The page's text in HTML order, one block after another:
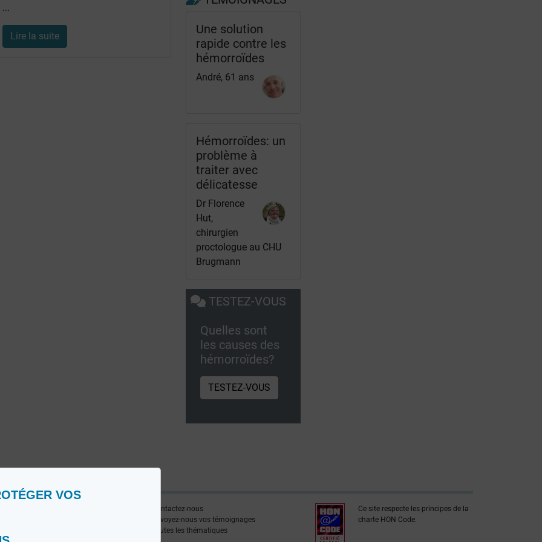
VOS
...
Lire la suite
Une solution
rapide contre les
hémorroïdes
André, 61 ans
Hémorroïdes: un
problème à
traiter avec
délicatesse
Dr Florence
Hut,
chirurgien
proctologue au CHU
Brugmann
TESTEZ-VOUS
Quelles sont
les causes des
hémorroïdes?
TESTEZ-VOUS
Contactez-nous
Envoyez-nous vos témoignages
Toutes les thématiques
Ce site respecte les principes de la
charte HON Code.